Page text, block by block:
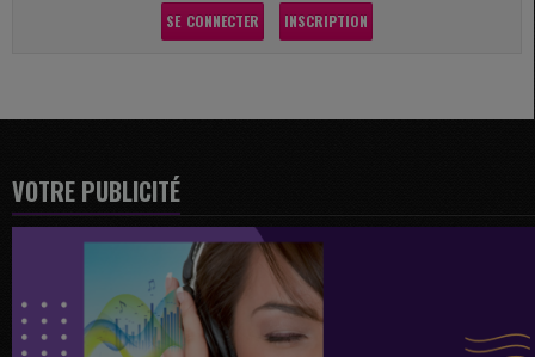
SE CONNECTER INSCRIPTION
VOTRE PUBLICITÉ